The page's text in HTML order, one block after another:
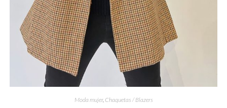
Moda mujer, Chaquetas / Blazers